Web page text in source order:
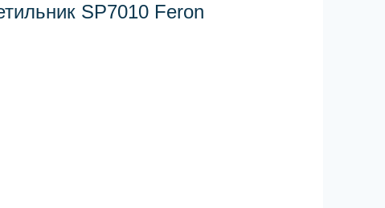
SP7010 Feron